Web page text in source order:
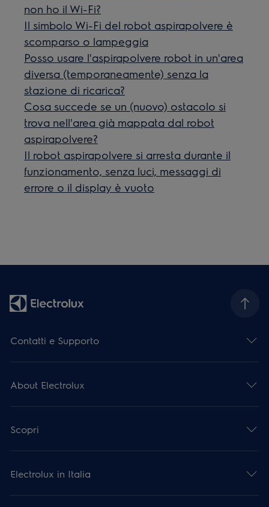
non ho il Wi-Fi?
Il simbolo Wi-Fi del robot aspirapolvere è
scomparso o lampeggia
Posso usare l'aspirapolvere robot in un'area
diversa (temporaneamente) senza la
stazione di ricarica?
Cosa succede se un (nuovo) ostacolo si
trova nell'area già mappata dal robot
aspirapolvere?
Il robot aspirapolvere si arresta durante il
funzionamento, senza luci, messaggi di
errore o il display è vuoto
Contatti e Supporto
About Electrolux
Scopri
Electrolux in Italia